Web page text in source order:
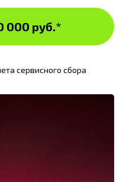
000 руб.*
сервисного сбора